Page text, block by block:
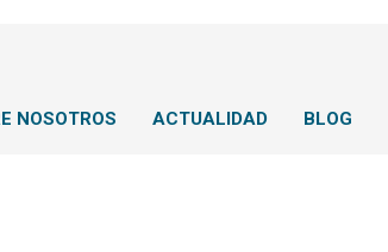
NOSOTROS ACTUALIDAD BLOG